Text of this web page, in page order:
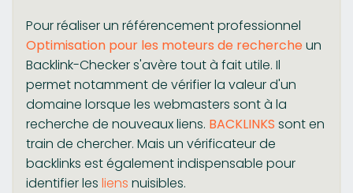
Pour réaliser un référencement professionnel
Optimisation pour les moteurs de recherche un
Backlink-Checker s'avère tout à fait utile. Il
permet notamment de vérifier la valeur d'un
domaine lorsque les webmasters sont à la
recherche de nouveaux liens. BACKLINKS sont en
train de chercher. Mais un vérificateur de
backlinks est également indispensable pour
identifier les liens nuisibles.